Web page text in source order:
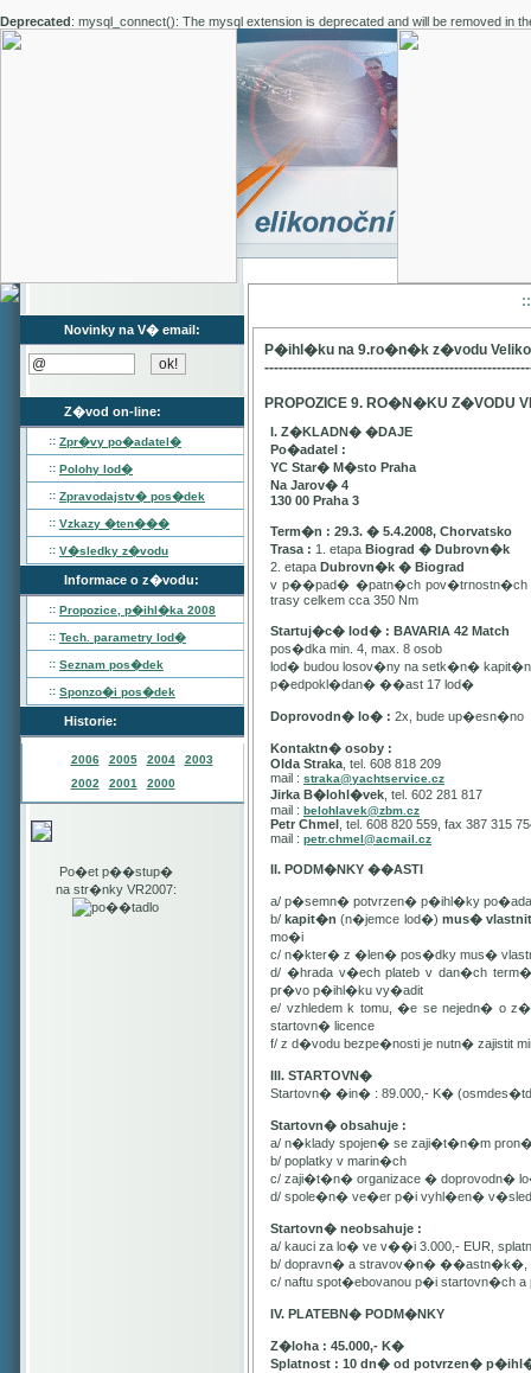
Deprecated: mysql_connect(): The mysql extension is deprecated and will be removed in
Novinky na V� email:
Z�vod on-line:
:: Zpr�vy po�adatel�
:: Polohy lod�
:: Zpravodajstv� pos�dek
:: Vzkazy �ten���
:: V�sledky z�vodu
Informace o z�vodu:
:: Propozice, p�ihl�ka 2008
:: Tech. parametry lod�
:: Seznam pos�dek
:: Sponzo�i pos�dek
Historie:
2006 2005 2004
2003
2002
2001 2000
Po�et p��stup�
na str�nky VR2007:
P�ihl�ku na 9.ro�n�k z�vodu
PROPOZICE 9. RO�N�KU Z�VODU
I. Z�KLADN� �DAJE
Po�adatel :
YC Star� M�sto Praha
Na Jarov� 4
130 00 Praha 3
Term�n : 29.3. � 5.4.2008, Chorvatsko
Trasa : 1. etapa Biograd � Dubrovn�k
2. etapa Dubrovn�k � Biograd
v p��pad� �patn�ch pov�trnostn�ch
trasy celkem cca 350 Nm
Startuj�c� lod� : BAVARIA 42 Match
pos�dka min. 4, max. 8 osob
lod� budou losov�ny na setk�n�
p�edpokl�dan� ��ast 17 lod�
Doprovodn� lo� : 2x, bude up�esn�no
Kontaktn� osoby :
Olda Straka , tel. 608 818 209
mail : straka@yachtservice.cz
Jirka B�lohl�vek , tel. 602 281 817
mail : belohlavek@zbm.cz
Petr Chmel , tel. 608 820 559, fax 387 315
mail : petr.chmel@acmail.cz
II. PODM�NKY ��ASTI
a/ p�semn� potvrzen� p�ihl�ky
b/kapit�n(n�jemce lod�) mus�
mo�i
c/ n�kter� z �len� pos�dky mus�
d/ �hrada v�ech plateb v dan�ch
pr�vo p�ihl�ku vy�adit
e/ vzhledem k tomu, �e se nejedn� o
startovn� licence
f/ z d�vodu bezpe�nosti je nutn� zajistit
III. STARTOVN�
Startovn� �in� : 89.000,- K�
Startovn� obsahuje :
a/ n�klady spojen� se zaji�t�n�m
b/ poplatky v marin�ch
c/ zaji�t�n� organizace � doprovodn�
d/ spole�n� ve�er p�i vyhl�en�
Startovn� neobsahuje :
a/ kauci za lo� ve v��i 3.000,- EUR,
b/ dopravn� a stravov�n� ��astn�k�,
c/ naftu spot�ebovanou p�i startovn�ch
IV. PLATEBN� PODM�NKY
Z�loha : 45.000,- K�
Splatnost : 10 dn� od potvrzen�